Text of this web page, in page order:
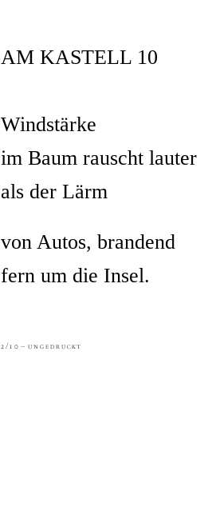
AM KASTELL 10
Windstärke
im Baum rauscht lauter
als der Lärm
von Autos, brandend
fern um die Insel.